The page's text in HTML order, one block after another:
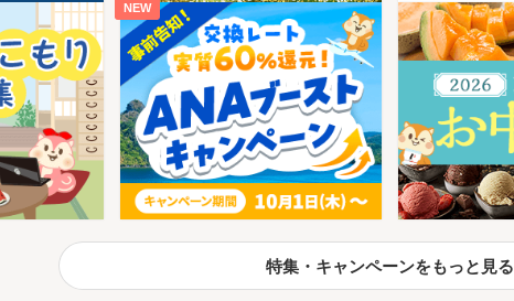
NEW
特集・キャンペーンをもっと見る